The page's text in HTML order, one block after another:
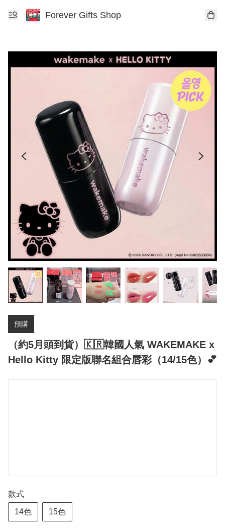
Forever Gifts Shop
預購
（約5月頭到貨）🇰🇷韓國人氣 WAKEMAKE x
Hello Kitty 限定版聯名組合唇彩（14/15色）💕
款式
14色 15色